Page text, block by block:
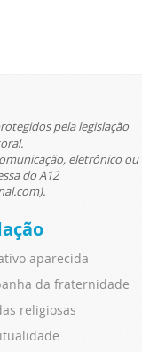
pela legislação
eletrônico ou
do A12
aparecida
da fraternidade
religiosas